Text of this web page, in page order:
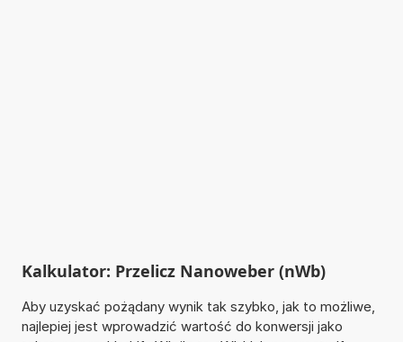
Kalkulator: Przelicz Nanoweber (nWb)
Aby uzyskać pożądany wynik tak szybko, jak to możliwe,
najlepiej jest wprowadzić wartość do konwersji jako